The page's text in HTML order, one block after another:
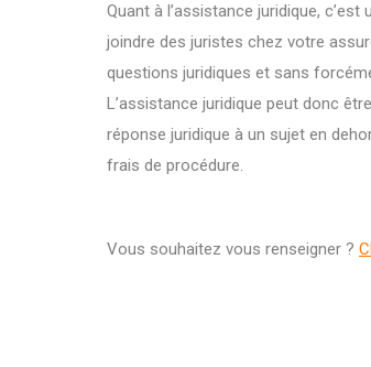
Quant à l’assistance juridique,
joindre des juristes chez votre
questions juridiques et sans
L’assistance juridique peut donc
réponse juridique à un sujet en
frais de procédure.
Vous souhaitez vous renseigner ?